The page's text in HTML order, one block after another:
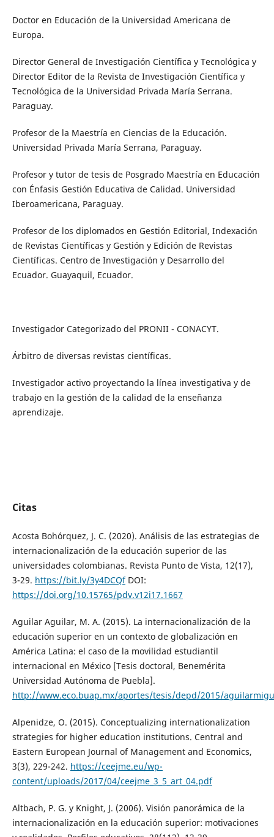
Doctor en Educación de la Universidad Americana de
Europa.
Director General de Investigación Científica y Tecnológica y
Director Editor de la Revista de Investigación Científica y
Tecnológica de la Universidad Privada María Serrana.
Paraguay.
Profesor de la Maestría en Ciencias de la Educación.
Universidad Privada María Serrana, Paraguay.
Profesor y tutor de tesis de Posgrado Maestría en Educación
con Énfasis Gestión Educativa de Calidad. Universidad
Iberoamericana, Paraguay.
Profesor de los diplomados en Gestión Editorial, Indexación
de Revistas Científicas y Gestión y Edición de Revistas
Científicas. Centro de Investigación y Desarrollo del
Ecuador. Guayaquil, Ecuador.
Investigador Categorizado del PRONII - CONACYT.
Árbitro de diversas revistas científicas.
Investigador activo proyectando la línea investigativa y de
trabajo en la gestión de la calidad de la enseñanza
aprendizaje.
Citas
Acosta Bohórquez, J. C. (2020). Análisis de las estrategias de
internacionalización de la educación superior de las
universidades colombianas. Revista Punto de Vista, 12(17),
3-29. https://bit.ly/3y4DCQfDOI:
https://doi.org/10.15765/pdv.v12i17.1667
Aguilar Aguilar, M. A. (2015). La internacionalización de la
educación superior en un contexto de globalización en
América Latina: el caso de la movilidad estudiantil
internacional en México [Tesis doctoral, Benemérita
Universidad Autónoma de Puebla].
http://www.eco.buap.mx/aportes/tesis/depd/2015/
Alpenidze, O. (2015). Conceptualizing internationalization
strategies for higher education institutions. Central and
Eastern European Journal of Management and Economics,
3(3), 229-242. https://ceejme.eu/wp-
content/uploads/2017/04/ceejme_3_5_art_04.pdf
Altbach, P. G. y Knight, J. (2006). Visión panorámica de la
internacionalización en la educación superior: motivaciones